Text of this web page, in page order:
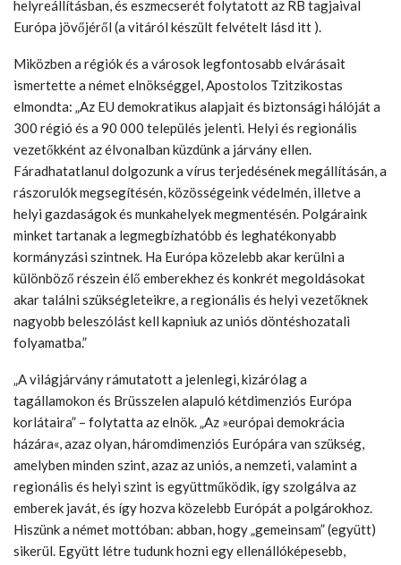
helyreállításban, és eszmecserét folytatott az RB tagjaival
Európa jövőjéről (a vitáról készült felvételt lásd itt ).
Miközben a régiók és a városok legfontosabb elvárásait
ismertette a német elnökséggel, Apostolos Tzitzikostas
elmondta: „Az EU demokratikus alapjait és biztonsági hálóját a
300 régió és a 90 000 település jelenti. Helyi és regionális
vezetőkként az élvonalban küzdünk a járvány ellen.
Fáradhatatlanul dolgozunk a vírus terjedésének megállításán, a
rászorulók megsegítésén, közösségeink védelmén, illetve a
helyi gazdaságok és munkahelyek megmentésén. Polgáraink
minket tartanak a legmegbízhatóbb és leghatékonyabb
kormányzási szintnek. Ha Európa közelebb akar kerülni a
különböző részein élő emberekhez és konkrét megoldásokat
akar találni szükségleteikre, a regionális és helyi vezetőknek
nagyobb beleszólást kell kapniuk az uniós döntéshozatali
folyamatba.”
„A világjárvány rámutatott a jelenlegi, kizárólag a
tagállamokon és Brüsszelen alapuló kétdimenziós Európa
korlátaira” – folytatta az elnök. „Az »európai demokrácia
házára«, azaz olyan, háromdimenziós Európára van szükség,
amelyben minden szint, azaz az uniós, a nemzeti, valamint a
regionális és helyi szint is együttműködik, így szolgálva az
emberek javát, és így hozva közelebb Európát a polgárokhoz.
Hiszünk a német mottóban: abban, hogy „gemeinsam” (együtt)
sikerül. Együtt létre tudunk hozni egy ellenállóképesebb,